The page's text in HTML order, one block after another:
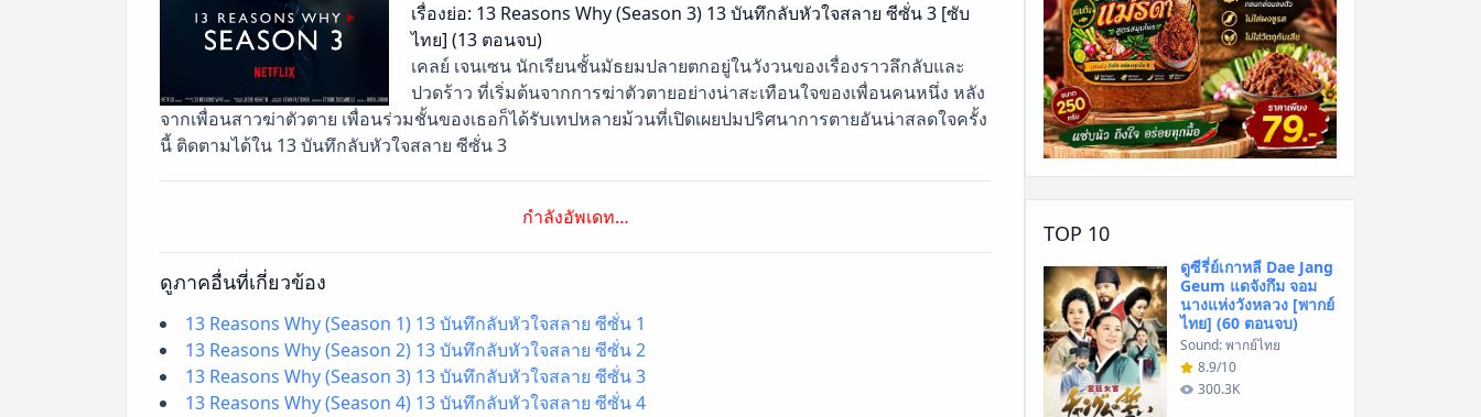
เรื่องย่อ: 13 Reasons Why (Season 3) 13 บันทึกลับหัวใจสลาย ซีซั่น 3 [ซับ
ไทย] (13 ตอนจบ)
เคลย์ เจนเซน นักเรียนชั้นมัธยมปลายตกอยู่ในวังวนของเรื่องราวลึกลับและ
ปวดร้าว ที่เริ่มต้นจากการฆ่าตัวตายอย่างน่าสะเทือนใจของเพื่อนคนหนึ่ง หลัง
จากเพื่อนสาวฆ่าตัวตาย เพื่อนร่วมชั้นของเธอก็ได้รับเทปหลายม้วนที่เปิดเผยปมปริศนาการตายอันน่าสลดใจครั้ง
นี้ ติดตามได้ใน 13 บันทึกลับหัวใจสลาย ซีซั่น 3
กำลังอัพเดท…
ดูภาคอื่นที่เกี่ยวข้อง
13 Reasons Why (Season 1) 13 บันทึกลับหัวใจสลาย ซีซั่น 1
13 Reasons Why (Season 2) 13 บันทึกลับหัวใจสลาย ซีซั่น 2
13 Reasons Why (Season 3) 13 บันทึกลับหัวใจสลาย ซีซั่น 3
13 Reasons Why (Season 4) 13 บันทึกลับหัวใจสลาย ซีซั่น 4
TOP 10
ดูซีรี่ย์เกาหลี Dae Jang
Geum แดจังกึม จอม
นางแห่งวังหลวง [พากย์
ไทย] (60 ตอนจบ)
Sound: พากย์ไทย
8.9/10
300.3K